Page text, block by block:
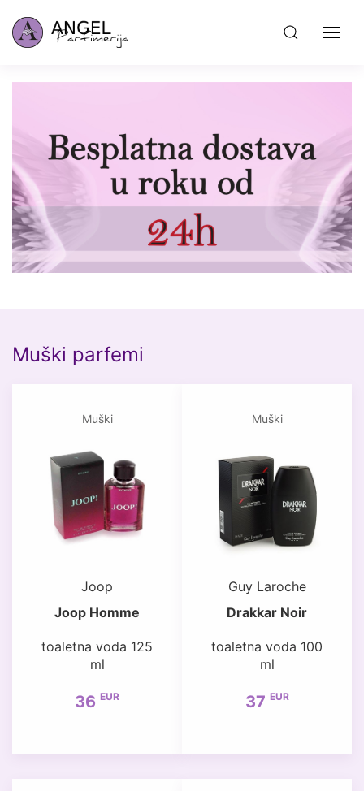
Muški parfemi
Muški
Joop
Joop Homme
toaletna voda 125
ml
36 EUR
Muški
Guy Laroche
Drakkar Noir
toaletna voda 100
ml
37 EUR